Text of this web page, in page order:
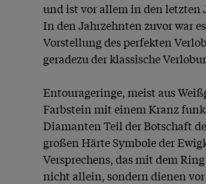
und ist vor allem in den letzten
In den Jahrzehnten zuvor war
Vorstellung des perfekten
geradezu der klassische
Entourageringe, meist aus
Farbstein mit einem Kranz
Diamanten Teil der Botschaft
großen Härte Symbole der
Versprechens, das mit dem
nicht allein, sondern dienen